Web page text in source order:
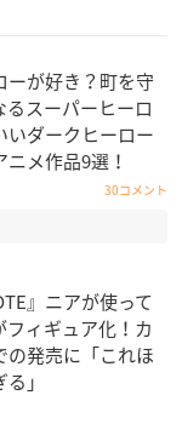
ーが好き？町を守
るスーパーヒーロ
いダークヒーロー
メ作品9選！
30コメント
』ニアが使って
フィギュア化！カ
の発売に「これほ
」